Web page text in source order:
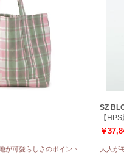
が可愛らしさのポイント
SZ
【
￥
大人が